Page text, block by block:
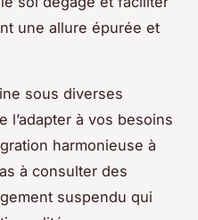
une allure épurée et
sous diverses
l’adapter à vos besoins
harmonieuse à
à consulter des
suspendu qui